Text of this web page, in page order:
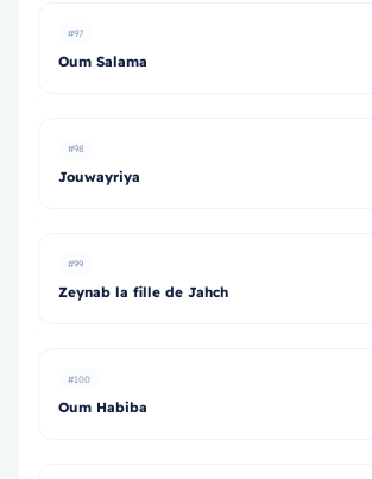
#97
Oum Salama
#98
Jouwayriya
#99
Zeynab la fille de Jahch
#100
Oum Habiba